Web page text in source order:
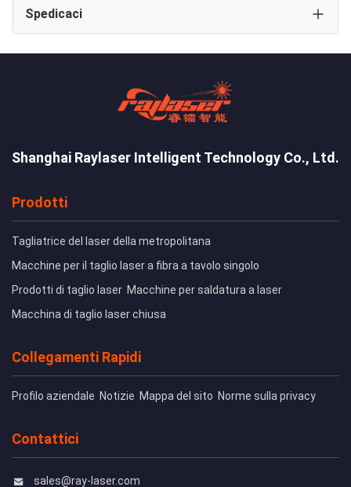
Giro della fabbrica
Controllo di qualità
Contatti:
Spedicaci
Shanghai Raylaser Intelligent Technology Co., Ltd.
Prodotti
Tagliatrice del laser della metropolitana
Macchine per il taglio laser a fibra a tavolo singolo
Prodotti di taglio laser Macchine per saldatura a laser
Macchina di taglio laser chiusa
Collegamenti Rapidi
Profilo aziendale Notizie Mappa del sito Norme sulla privacy
Contattici
sales@ray-laser.com